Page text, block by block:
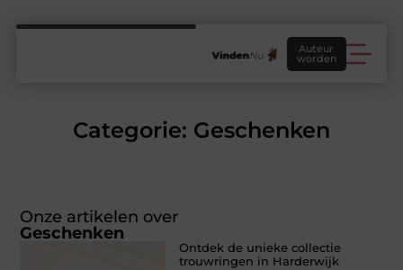
Auteur
worden
Categorie: Geschenken
Onze artikelen over
Geschenken
Ontdek de unieke collectie
trouwringen in Harderwijk